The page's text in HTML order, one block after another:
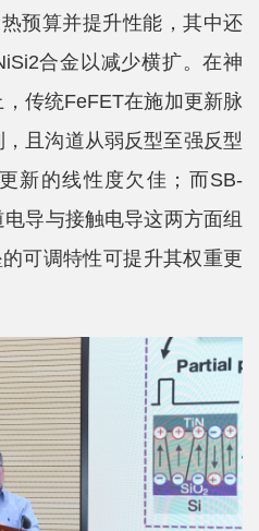
预算并提升性能，其中还
合金以减少横扩。在神
传统FeFET在施加更新脉
且沟道从弱反型至强反型
新的线性度欠佳；而SB-
导与接触电导这两方面组
可调特性可提升其权重更